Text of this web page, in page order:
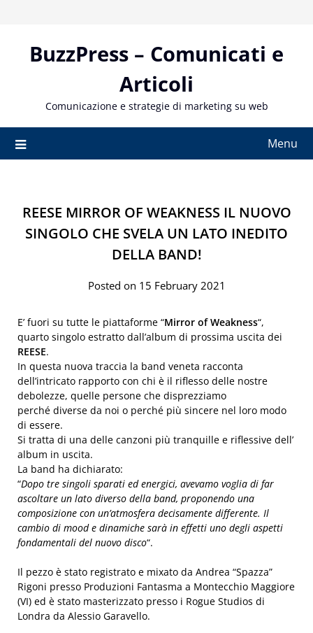
contentBuzzPress – Comunicati e
Articoli
Comunicazione e strategie di marketing su web
Menu
REESE MIRROR OF WEAKNESS IL NUOVO
SINGOLO CHE SVELA UN LATO INEDITO
DELLA BAND!
Posted on 15 February 2021
E’ fuori su tutte le piattaforme “Mirror of Weakness“,
quarto singolo estratto dall’album di prossima uscita dei
REESE.
In questa nuova traccia la band veneta racconta
dell’intricato rapporto con chi è il riflesso delle nostre
debolezze, quelle persone che disprezziamo
perché diverse da noi o perché più sincere nel loro modo
di essere.
Si tratta di una delle canzoni più tranquille e riflessive dell’
album in uscita.
La band ha dichiarato:
“Dopo tre singoli sparati ed energici, avevamo voglia di far
ascoltare un lato diverso della band, proponendo una
composizione con un’atmosfera decisamente differente. Il
cambio di mood e dinamiche sarà in effetti uno degli aspetti
fondamentali del nuovo disco“.
Il pezzo è stato registrato e mixato da Andrea “Spazza”
Rigoni presso Produzioni Fantasma a Montecchio Maggiore
(VI) ed è stato masterizzato presso i Rogue Studios di
Londra da Alessio Garavello.